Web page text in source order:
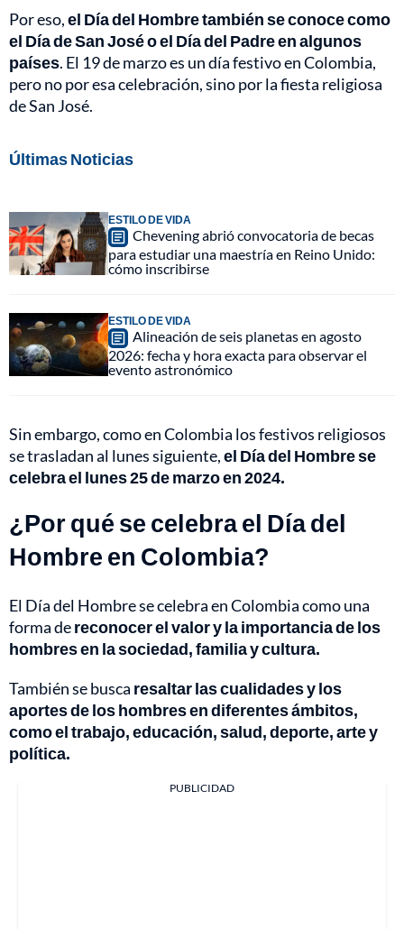
Por eso,el Día del Hombre también se conoce como
el Día de San José o el Día del Padre en algunos
países. El 19 de marzo es un día festivo en Colombia,
pero no por esa celebración, sino por la fiesta religiosa
de San José.
Últimas Noticias
ESTILO DE VIDA
Chevening abrió convocatoria de becas
para estudiar una maestría en Reino Unido:
cómo inscribirse
ESTILO DE VIDA
Alineación de seis planetas en agosto
2026: fecha y hora exacta para observar el
evento astronómico
Sin embargo, como en Colombia los festivos religiosos
se trasladan al lunes siguiente,el Día del Hombre se
celebra el lunes 25 de marzo en 2024.
¿Por qué se celebra el Día del
Hombre en Colombia?
El Día del Hombre se celebra en Colombia como una
forma dereconocer el valor y la importancia de los
hombres en la sociedad, familia y cultura.
También se busca resaltar las cualidades y los
aportes de los hombres en diferentes ámbitos,
como el trabajo, educación, salud, deporte, arte y
política.
PUBLICIDAD